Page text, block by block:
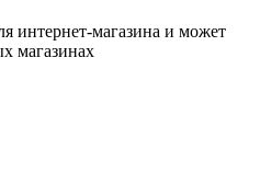
интернет-магазина и может
магазинах